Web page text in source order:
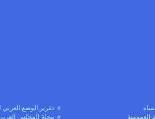
تقرير الوضع العربي
مجلة المجلس العربي
العمومية